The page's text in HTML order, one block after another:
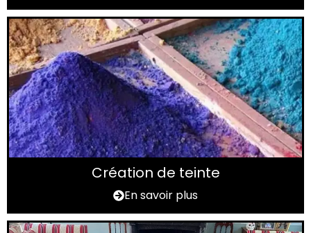
Création de teinte
En savoir plus